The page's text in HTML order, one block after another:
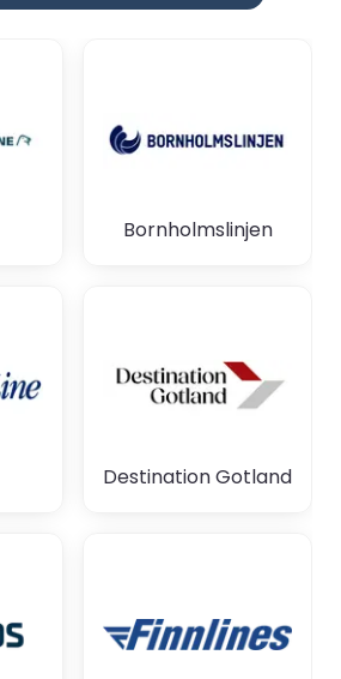
Bornholmslinjen
Destination Gotland